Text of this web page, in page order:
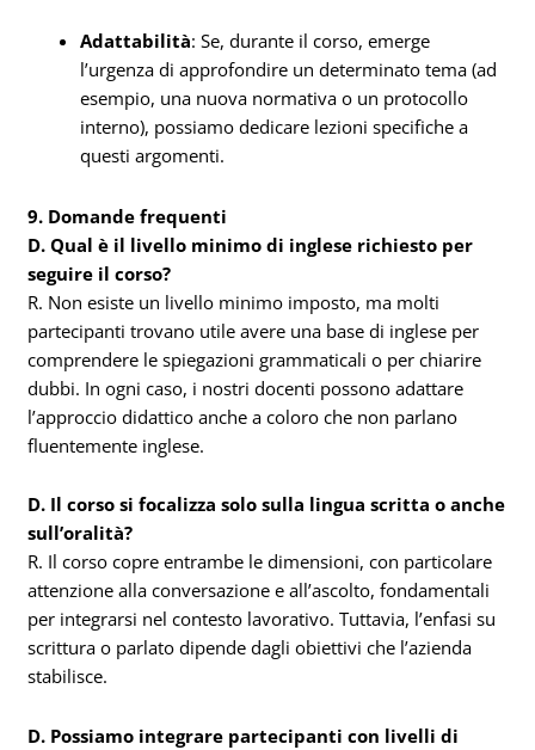
Adattabilità: Se, durante il corso, emerge
l’urgenza di approfondire un determinato tema (ad
esempio, una nuova normativa o un protocollo
interno), possiamo dedicare lezioni specifiche a
questi argomenti.
9. Domande frequenti
D. Qual è il livello minimo di inglese richiesto per
seguire il corso?
R. Non esiste un livello minimo imposto, ma molti
partecipanti trovano utile avere una base di inglese per
comprendere le spiegazioni grammaticali o per chiarire
dubbi. In ogni caso, i nostri docenti possono adattare
l’approccio didattico anche a coloro che non parlano
fluentemente inglese.
D. Il corso si focalizza solo sulla lingua scritta o anche
sull’oralità?
R. Il corso copre entrambe le dimensioni, con particolare
attenzione alla conversazione e all’ascolto, fondamentali
per integrarsi nel contesto lavorativo. Tuttavia, l’enfasi su
scrittura o parlato dipende dagli obiettivi che l’azienda
stabilisce.
D. Possiamo integrare partecipanti con livelli di